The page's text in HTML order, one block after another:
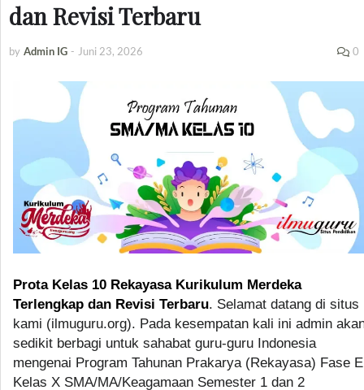
dan Revisi Terbaru
by Admin IG - Juni 23, 2026 0
Prota Kelas 10 Rekayasa Kurikulum Merdeka
Terlengkap dan Revisi Terbaru. Selamat datang di situs
kami (ilmuguru.org). Pada kesempatan kali ini admin
sedikit berbagi untuk sahabat guru-guru Indonesia
mengenai Program Tahunan Prakarya (Rekayasa) Fase E
Kelas X SMA/MA/Keagamaan Semester 1 dan 2